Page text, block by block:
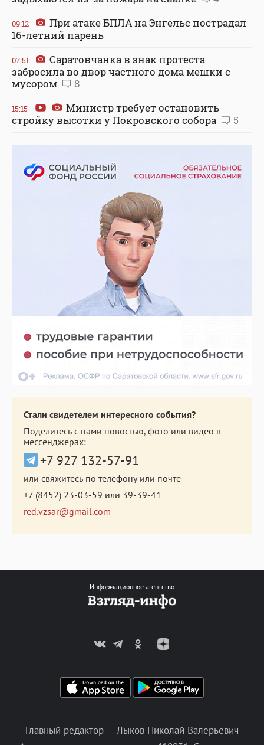
09:12
При атаке БПЛА на Энгельс пострадал
16-летний парень
07:51
Саратовчанка в знак протеста
забросила во двор частного дома мешки с
мусором
8
15:15
Министр требует остановить
стройку высотки у Покровского собора
5
Стали свидетелем интересного события?
Поделитесь с нами новостью, фото или видео в
мессенджерах:
+7 927 132-57-91
или свяжитесь по телефону или почте
+7 (8452) 23-03-59 или 39-39-41
red.vzsar@gmail.com
Информационное агентство
Главный редактор — Лыков Николай Валерьевич